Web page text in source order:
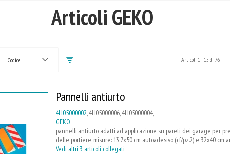
Articoli GEKO
Codice Articoli 1-15 di 76
Pannelli antiurto
4H05000002, 4H05000006, 4H05000004,
GEKO
pannelli antiurto adatti ad applicazione su pareti dei garage per
delle portiere, misure: 13,7x50 cm autoadesivo (cf/pz.2) e 32x40 cm
Vedi altri 3 articoli collegati